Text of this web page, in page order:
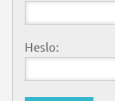
Heslo: